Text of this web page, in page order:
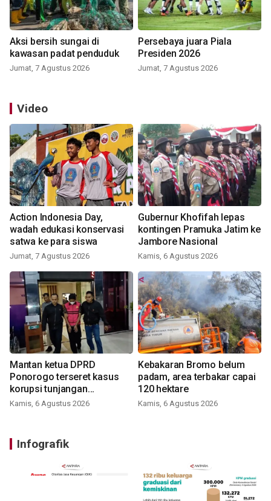
Aksi bersih sungai di
kawasan padat penduduk
Jumat, 7 Agustus 2026
Persebaya juara Piala
Presiden 2026
Jumat, 7 Agustus 2026
Video
Action Indonesia Day,
wadah edukasi konservasi
satwa ke para siswa
Jumat, 7 Agustus 2026
Gubernur Khofifah lepas
kontingen Pramuka Jatim ke
Jambore Nasional
Kamis, 6 Agustus 2026
Mantan ketua DPRD
Ponorogo terseret kasus
korupsi tunjangan
perumahan
Kamis, 6 Agustus 2026
Kebakaran Bromo belum
padam, area terbakar capai
120 hektare
Kamis, 6 Agustus 2026
Infografik